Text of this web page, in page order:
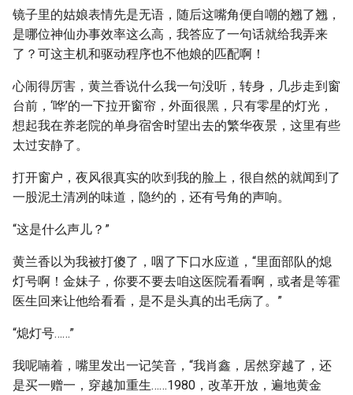
镜子里的姑娘表情先是无语，随后这嘴角便自嘲的翘了翘，
是哪位神仙办事效率这么高，我答应了一句话就给我弄来
了？可这主机和驱动程序也不他娘的匹配啊！
心闹得厉害，黄兰香说什么我一句没听，转身，几步走到窗
台前，‘哗’的一下拉开窗帘，外面很黑，只有零星的灯光，
想起我在养老院的单身宿舍时望出去的繁华夜景，这里有些
太过安静了。
打开窗户，夜风很真实的吹到我的脸上，很自然的就闻到了
一股泥土清冽的味道，隐约的，还有号角的声响。
“这是什么声儿？”
黄兰香以为我被打傻了，咽了下口水应道，“里面部队的熄
灯号啊！金妹子，你要不要去咱这医院看看啊，或者是等霍
医生回来让他给看看，是不是头真的出毛病了。”
“熄灯号……”
我呢喃着，嘴里发出一记笑音，“我肖鑫，居然穿越了，还
是买一赠一，穿越加重生……1980，改革开放，遍地黄金